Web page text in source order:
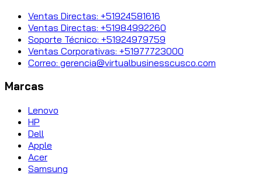
Ventas Directas: +51924581616
Ventas Directas: +51984992260
Soporte Técnico: +51924979759
Ventas Corporativas: +51977723000
Correo: gerencia@virtualbusinesscusco.com
Marcas
Lenovo
HP
Dell
Apple
Acer
Samsung